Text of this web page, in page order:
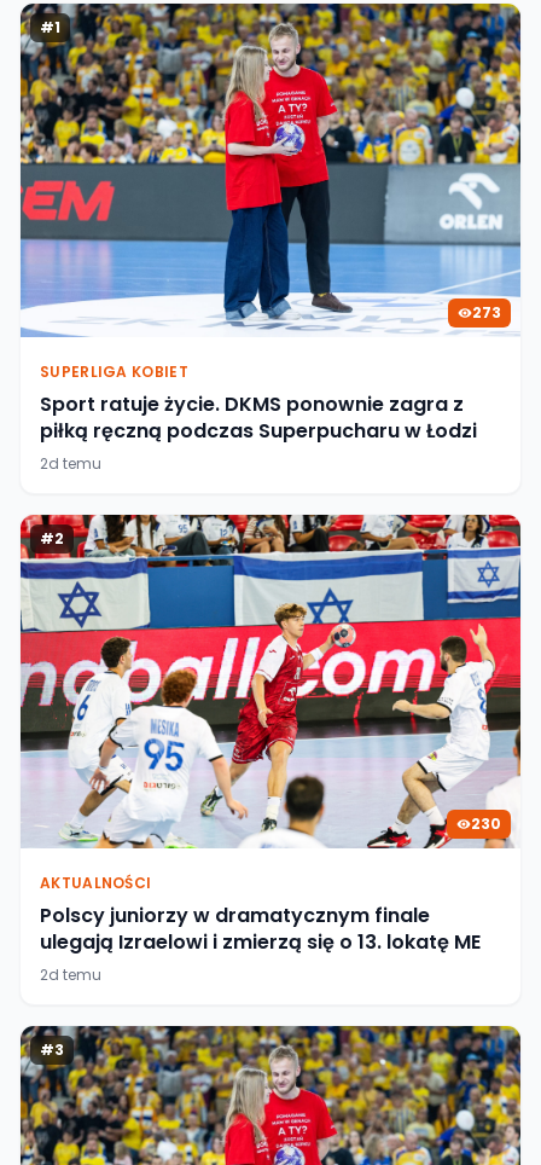
#1
273
SUPERLIGA KOBIET
Sport ratuje życie. DKMS ponownie zagra z
piłką ręczną podczas Superpucharu w Łodzi
2d temu
#2
230
AKTUALNOŚCI
Polscy juniorzy w dramatycznym finale
ulegają Izraelowi i zmierzą się o 13. lokatę ME
2d temu
#3